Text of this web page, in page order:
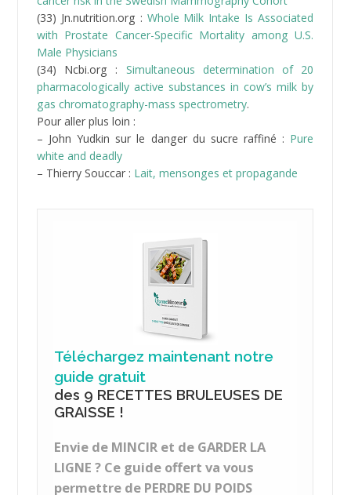
Téléchargez maintenant notre
Envie de MINCIR et de GARDER LA
LIGNE ? Ce guide offert va vous
permettre de PERDRE DU POIDS
durablement !